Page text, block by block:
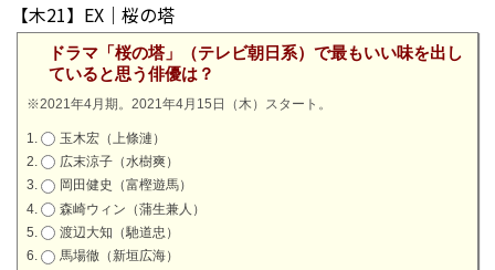
【木21】EX｜桜の塔
ドラマ「桜の塔」（テレビ朝日系）で最もいい味を出し
ていると思う俳優は？
※2021年4月期。2021年4月15日（木）スタート。
玉木宏（上條漣）
広末涼子（水樹爽）
岡田健史（富樫遊馬）
森崎ウィン（蒲生兼人）
渡辺大知（馳道忠）
馬場徹（新垣広海）